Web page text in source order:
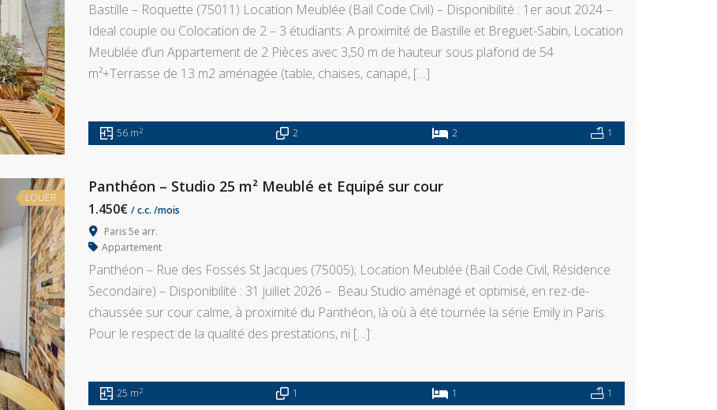
Bastille – Roquette (75011) Location Meublée (Bail Code Civil) – Disponibilité : 1er aout 2024 –
Ideal couple ou Colocation de 2 – 3 étudiants: A proximité de Bastille et Breguet-Sabin, Location
Meublée d’un Appartement de 2 Pièces avec 3,50 m de hauteur sous plafond de 54
m²+Terrasse de 13 m2 aménagée (table, chaises, canapé, […]
56 m2 2 2 1
LOUER
Panthéon – Studio 25 m² Meublé et Equipé sur cour
1.450€ / c.c. /mois
Paris 5e arr.
Appartement
Panthéon – Rue des Fossés St Jacques (75005); Location Meublée (Bail Code Civil, Résidence
Secondaire) – Disponibilité : 31 juillet 2026 – Beau Studio aménagé et optimisé, en rez-de-
chaussée sur cour calme, à proximité du Panthéon, là où à été tournée la série Emily in Paris.
Pour le respect de la qualité des prestations, ni […]
25 m2 1 1 1